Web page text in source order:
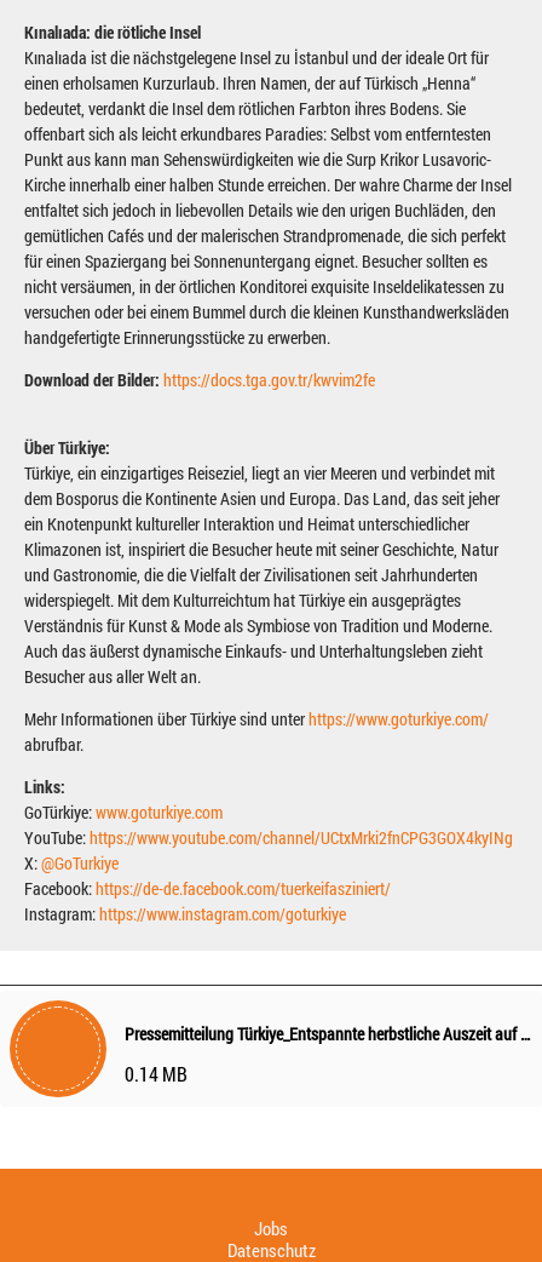
Kınalıada: die rötliche Insel
Kınalıada ist die nächstgelegene Insel zu İstanbul und der ideale Ort für
einen erholsamen Kurzurlaub. Ihren Namen, der auf Türkisch „Henna“
bedeutet, verdankt die Insel dem rötlichen Farbton ihres Bodens. Sie
offenbart sich als leicht erkundbares Paradies: Selbst vom entferntesten
Punkt aus kann man Sehenswürdigkeiten wie die Surp Krikor Lusavoric-
Kirche innerhalb einer halben Stunde erreichen. Der wahre Charme der Insel
entfaltet sich jedoch in liebevollen Details wie den urigen Buchläden, den
gemütlichen Cafés und der malerischen Strandpromenade, die sich perfekt
für einen Spaziergang bei Sonnenuntergang eignet. Besucher sollten es
nicht versäumen, in der örtlichen Konditorei exquisite Inseldelikatessen zu
versuchen oder bei einem Bummel durch die kleinen Kunsthandwerksläden
handgefertigte Erinnerungsstücke zu erwerben.
Download der Bilder: https://docs.tga.gov.tr/kwvim2fe
Über Türkiye:
Türkiye, ein einzigartiges Reiseziel, liegt an vier Meeren und verbindet mit
dem Bosporus die Kontinente Asien und Europa. Das Land, das seit jeher
ein Knotenpunkt kultureller Interaktion und Heimat unterschiedlicher
Klimazonen ist, inspiriert die Besucher heute mit seiner Geschichte, Natur
und Gastronomie, die die Vielfalt der Zivilisationen seit Jahrhunderten
widerspiegelt. Mit dem Kulturreichtum hat Türkiye ein ausgeprägtes
Verständnis für Kunst & Mode als Symbiose von Tradition und Moderne.
Auch das äußerst dynamische Einkaufs- und Unterhaltungsleben zieht
Besucher aus aller Welt an.
Mehr Informationen über Türkiye sind unterhttps://www.goturkiye.com/
abrufbar.
Links:
GoTürkiye:www.goturkiye.com
YouTube:https://www.youtube.com/channel/UCtxMrki2fnCPG3GOX4kyINg
X:@GoTurkiye
Facebook:https://de-de.facebook.com/tuerkeifasziniert/
Instagram:https://www.instagram.com/goturkiye
Pressemitteilung Türkiye_Entspannte herbstliche Auszeit auf İstanbuls Prinzeninseln
0.14 MB
Jobs
Datenschutz